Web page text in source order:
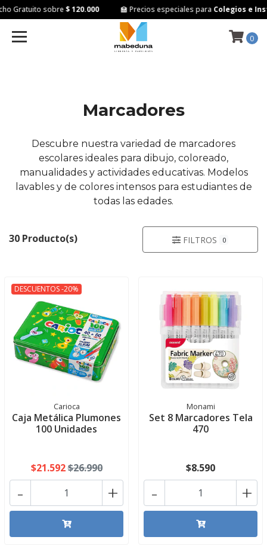
Gratuito sobre$ 120.000 🏫 Precios especiales paraColegios e
0
Marcadores
Descubre nuestra variedad de marcadores
escolares ideales para dibujo, coloreado,
manualidades y actividades educativas. Modelos
lavables y de colores intensos para estudiantes de
todas las edades.
30 Producto(s) FILTROS 0
DESCUENTOS -20%
Carioca
Caja Metálica Plumones
100 Unidades
$21.592$26.990
+
-
Monami
Set 8 Marcadores Tela
470
$8.590
+
-